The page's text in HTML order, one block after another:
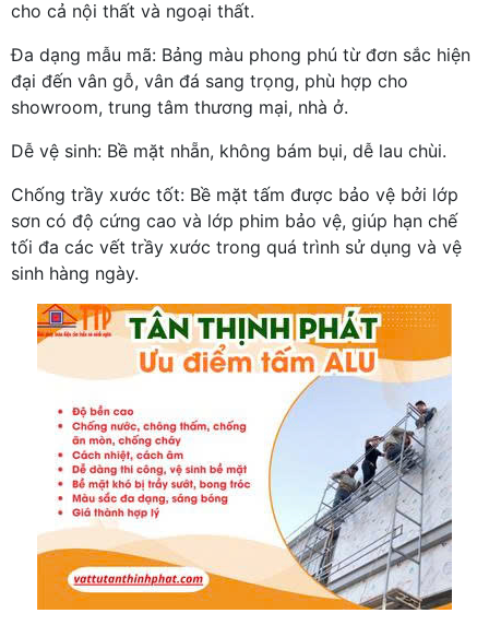
cho cả nội thất và ngoại thất.
Đa dạng mẫu mã: Bảng màu phong phú từ đơn sắc hiện
đại đến vân gỗ, vân đá sang trọng, phù hợp cho
showroom, trung tâm thương mại, nhà ở.
Dễ vệ sinh: Bề mặt nhẵn, không bám bụi, dễ lau chùi.
Chống trầy xước tốt: Bề mặt tấm được bảo vệ bởi lớp
sơn có độ cứng cao và lớp phim bảo vệ, giúp hạn chế
tối đa các vết trầy xước trong quá trình sử dụng và vệ
sinh hàng ngày.